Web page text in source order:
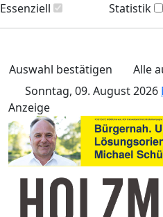
Essenziell
Statistik
Auswahl bestätigen
Alle
Sonntag, 09. August 2026
Anzeige